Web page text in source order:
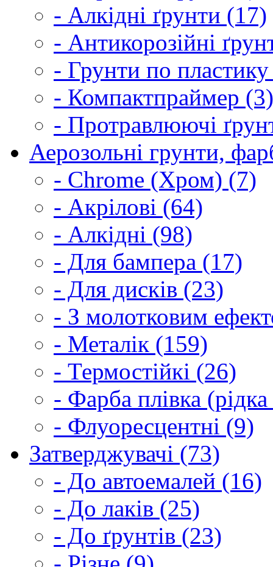
- Алкідні ґрунти (17)
- Антикорозійні
- Грунти по
- Компактпраймер (3)
- Протравлюючі
Аерозольні грунти,
- Chrome (Хром) (7)
- Акрілові (64)
- Алкідні (98)
- Для бампера (17)
- Для дисків (23)
- З молотковим
- Металік (159)
- Термостійкі (26)
- Фарба плівка
- Флуоресцентні (9)
Затверджувачі (73)
- До автоемалей (16)
- До лаків (25)
- До ґрунтів (23)